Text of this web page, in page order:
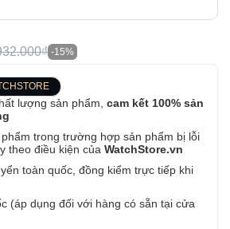
-15%
lượng sản phẩm, cam kết 100% sản
trong trường hợp sản phẩm bị lỗi
theo điều kiện của WatchStore.vn
toàn quốc, đồng kiểm trực tiếp khi
(áp dụng đối với hàng có sẵn tại cửa